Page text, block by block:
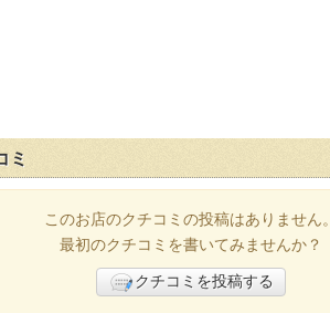
ミ
このお店のクチコミの投稿はありません。
最初のクチコミを書いてみませんか？
クチコミを投稿する